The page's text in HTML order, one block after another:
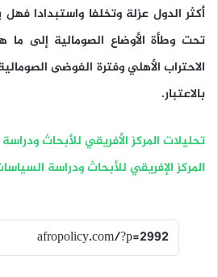
أكثر الدول عزلة وتخلفا واستبدادا
تحت وطأة الأوضاع الصومالية إلى ما
الاحتراب الأهلي وفترة الفوضى
بالاعتبار.
تحليلات المركز الأفريقي للأبحاث
المركز الإفريقي للأبحاث ودراسة